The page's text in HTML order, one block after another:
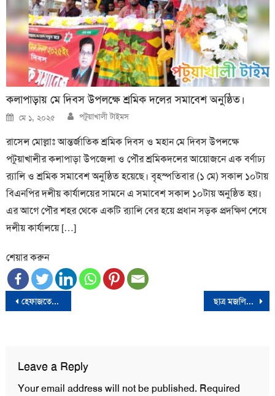
কলাপাড়ায় মে দিবস উপলক্ষে শ্রমিক দলের সমাবেশ অনুষ্ঠিত।
Posted
on
মে ১, ২০২৫ Author
পটুয়াখালী টাইমস
রাসেল মোল্লাঃ আন্তর্জাতিক শ্রমিক দিবস ও মহান মে দিবস উপলক্ষে
পটুয়াখালীর কলাপাড়া উপজেলা ও পৌর শ্রমিকদলের আয়োজনে এক বর্ণাঢ্য
র‍্যালি ও শ্রমিক সমাবেশ অনুষ্ঠিত হয়েছে। বৃহস্পতিবার (১ মে) সকাল ১০টায়
বিএনপির দলীয় কার্যালয়ের সামনে এ সমাবেশ সকাল ১০টায় অনুষ্ঠিত হয়।
এর আগে পৌর শহর থেকে একটি র‍্যালি বের হয়ে প্রধান সড়ক প্রদক্ষিণ শেষে
দলীয় কার্যালয়ে […]
শেয়ার করুন
Post
হেফাজতের ঢাকা মহানগর কমিটির সভাপতি মাওলানা জুনায়েদ আল হাবীব, সেক্রেটারি মাওলানা মামুনুল হক ছাত্র মজলিসের নতুন সভাপতি রায়হান, সেক্রেটারি ইমরান
Leave a Reply
Your email address will not be published. Required